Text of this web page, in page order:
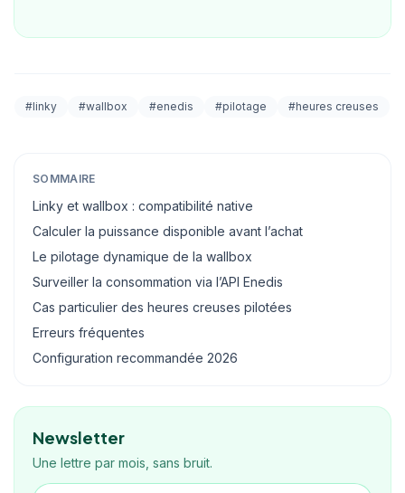
#linky #wallbox #enedis #pilotage #heures creuses
SOMMAIRE
Linky et wallbox : compatibilité native
Calculer la puissance disponible avant l’achat
Le pilotage dynamique de la wallbox
Surveiller la consommation via l’API Enedis
Cas particulier des heures creuses pilotées
Erreurs fréquentes
Configuration recommandée 2026
Newsletter
Une lettre par mois, sans bruit.